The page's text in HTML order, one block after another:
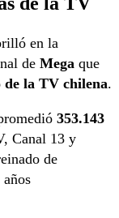
en la
de Mega que
de la TV chilena.
353.143
Canal 13 y
de